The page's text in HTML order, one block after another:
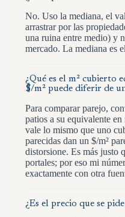
No. Uso la mediana, el
arrastrar por las
una ruina entre medio) y
mercado. La mediana es
¿Qué es el m² cubierto
$/m² puede diferir de
Para comparar parejo,
patios a su equivalente
vale lo mismo que uno
parecidas dan un $/m²
distorsione. Es más justo
portales; por eso mi
exactamente con otra
¿Es el precio que se